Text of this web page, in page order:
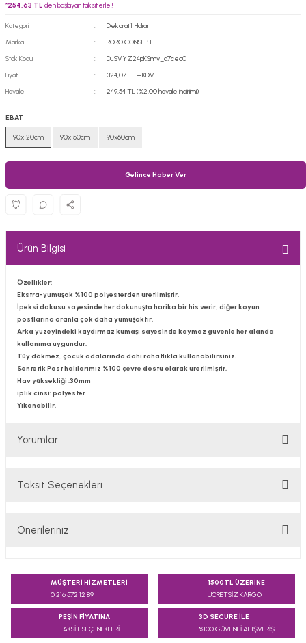
*254,63 TL den başlayan taksitlerle!!
Kategori
Dekoratif Halılar
Marka
RORO CONSEPT
Stok Kodu
DLSVYZ24pKSmv_a7cec0
Fiyat
324,07 TL + KDV
Havale
249,54 TL (%2,00 havale indirimi)
EBAT
90x120cm 90x150cm 90x60cm
Gelince Haber Ver
Ürün Bilgisi
Özellikler:
Ekstra-yumuşak %100 polyesterden üretilmiştir.
İpeksi dokusu sayesinde her dokunuşta harika bir his verir, diğer koyun
postlarına oranla çok daha yumuşaktır.
Arka yüzeyindeki kaydırmaz kumaşı sayesinde kaymaz güvenle her alanda
kullanıma uygundur.
Tüy dökmez, çocuk odalarında dahi rahatlıkla kullanabilirsiniz.
Sentetik Post halılarımız %100 çevre dostu olarak üretilmiştir.
Hav yüksekliği :30mm
iplik cinsi: polyester
Yıkanabilir.
Yorumlar
Taksit Seçenekleri
Önerileriniz
konularda yetersiz gördüğünüz noktaları öneri formunu
kullanarak tarafımıza iletebilirsiniz.
Ürün resmi kalitesiz, bozuk veya görüntülenemiyor.
MÜŞTERİ HİZMETLERİ
0 216 572 12 89
1500TL ÜZERİNE
ÜCRETSİZ KARGO
PEŞİN FİYATINA
TAKSİT SEÇENEKLERİ
3D SECURE İLE
%100 GÜVENLİ ALIŞVERİŞ